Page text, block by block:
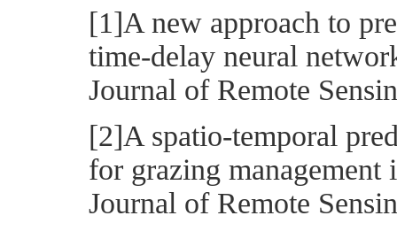
[1]A new approach to
time-delay neural
Journal of Remote
[2]A spatio-temporal
for grazing management
Journal of Remote